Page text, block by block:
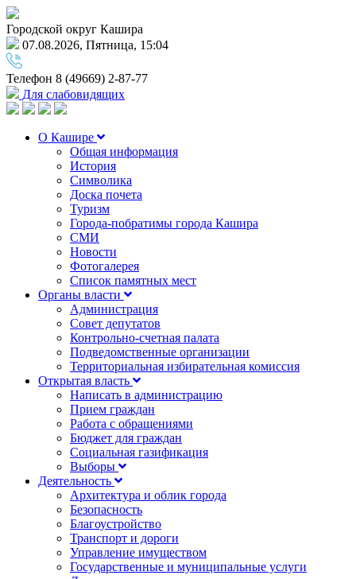
Городской округ Кашира
07.08.2026, Пятница, 15:04
Телефон 8 (49669) 2-87-77
Для слабовидящих
О Кашире
Общая информация
История
Символика
Доска почета
Туризм
Города-побратимы города Кашира
СМИ
Новости
Фотогалерея
Список памятных мест
Органы власти
Администрация
Совет депутатов
Контрольно-счетная палата
Подведомственные организации
Территориальная избирательная комиссия
Открытая власть
Написать в администрацию
Прием граждан
Работа с обращениями
Бюджет для граждан
Социальная газификация
Выборы
Деятельность
Архитектура и облик города
Безопасность
Благоустройство
Транспорт и дороги
Управление имуществом
Государственные и муниципальные услуги